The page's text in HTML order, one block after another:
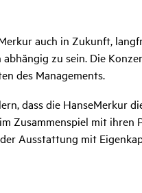
auch in Zukunft,
zu sein. Die
des Managements.
dass die HanseMerkur
mit ihren
Ausstattung mit